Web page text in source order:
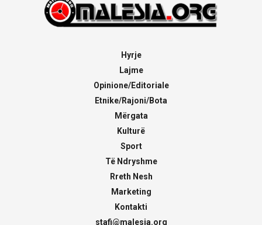
Hyrje
Lajme
Opinione/Editoriale
Etnike/Rajoni/Bota
Mërgata
Kulturë
Sport
Të Ndryshme
Rreth Nesh
Marketing
Kontakti
stafi@malesia.org